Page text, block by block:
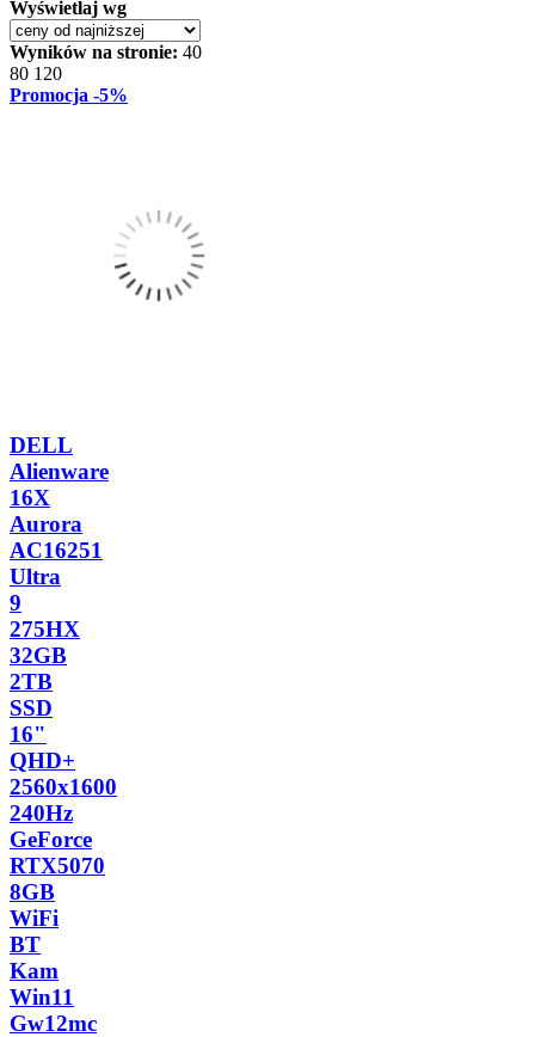
Wyświetlaj wg
Wyników na stronie: 40
80 120
Promocja -5%
DELL
Alienware
16X
Aurora
AC16251
Ultra
9
275HX
32GB
2TB
SSD
16"
QHD+
2560x1600
240Hz
GeForce
RTX5070
8GB
WiFi
BT
Kam
Win11
Gw12mc